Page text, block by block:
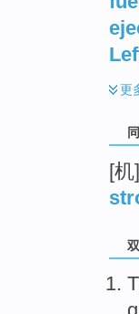
更
[机